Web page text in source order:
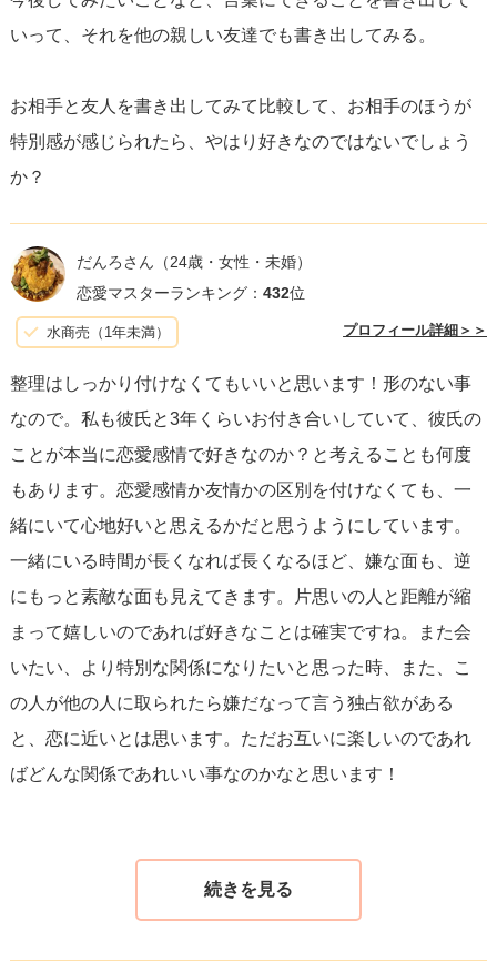
いって、それを他の親しい友達でも書き出してみる。
お相手と友人を書き出してみて比較して、お相手のほうが
特別感が感じられたら、やはり好きなのではないでしょう
か？
だんろさん （24歳・女性・未婚）
恋愛マスターランキング： 432位
水商売（1年未満） プロフィール詳細＞＞
整理はしっかり付けなくてもいいと思います！形のない事
なので。私も彼氏と3年くらいお付き合いしていて、彼氏の
ことが本当に恋愛感情で好きなのか？と考えることも何度
もあります。恋愛感情か友情かの区別を付けなくても、一
緒にいて心地好いと思えるかだと思うようにしています。
一緒にいる時間が長くなれば長くなるほど、嫌な面も、逆
にもっと素敵な面も見えてきます。片思いの人と距離が縮
まって嬉しいのであれば好きなことは確実ですね。また会
いたい、より特別な関係になりたいと思った時、また、こ
の人が他の人に取られたら嫌だなって言う独占欲がある
と、恋に近いとは思います。ただお互いに楽しいのであれ
ばどんな関係であれいい事なのかなと思います！